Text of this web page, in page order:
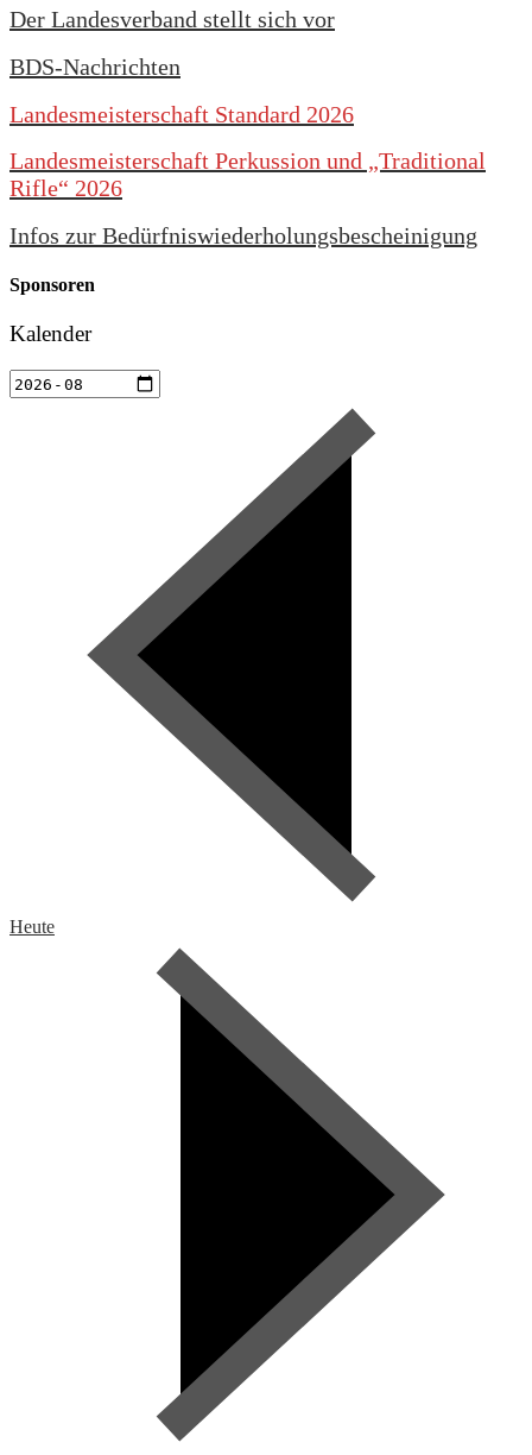
Der Landesverband stellt sich vor
BDS-Nachrichten
Landesmeisterschaft Standard 2026
Landesmeisterschaft Perkussion und „Traditional
Rifle“ 2026
Infos zur Bedürfniswiederholungsbescheinigung
Sponsoren
Kalender
Heute